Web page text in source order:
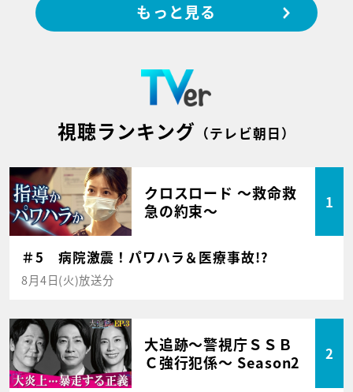
もっと見る
視聴ランキング （テレビ朝日）
クロスロード ～救命救
急の約束～
1
＃5 病院激震！パワハラ＆医療事故!?
8月4日(火)放送分
大追跡～警視庁ＳＳＢ
Ｃ強行犯係～ Season2
2